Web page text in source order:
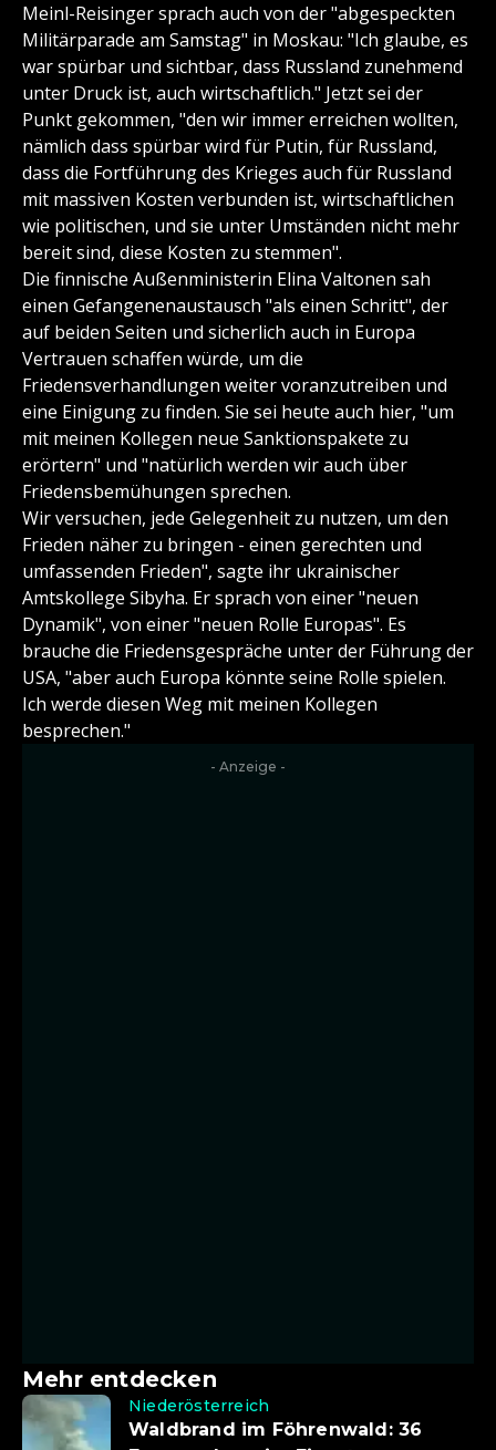
Meinl-Reisinger sprach auch von der "abgespeckten
Militärparade am Samstag" in Moskau: "Ich glaube, es
war spürbar und sichtbar, dass Russland zunehmend
unter Druck ist, auch wirtschaftlich." Jetzt sei der
Punkt gekommen, "den wir immer erreichen wollten,
nämlich dass spürbar wird für Putin, für Russland,
dass die Fortführung des Krieges auch für Russland
mit massiven Kosten verbunden ist, wirtschaftlichen
wie politischen, und sie unter Umständen nicht mehr
bereit sind, diese Kosten zu stemmen".
Die finnische Außenministerin Elina Valtonen sah
einen Gefangenenaustausch "als einen Schritt", der
auf beiden Seiten und sicherlich auch in Europa
Vertrauen schaffen würde, um die
Friedensverhandlungen weiter voranzutreiben und
eine Einigung zu finden. Sie sei heute auch hier, "um
mit meinen Kollegen neue Sanktionspakete zu
erörtern" und "natürlich werden wir auch über
Friedensbemühungen sprechen.
Wir versuchen, jede Gelegenheit zu nutzen, um den
Frieden näher zu bringen - einen gerechten und
umfassenden Frieden", sagte ihr ukrainischer
Amtskollege Sibyha. Er sprach von einer "neuen
Dynamik", von einer "neuen Rolle Europas". Es
brauche die Friedensgespräche unter der Führung der
USA, "aber auch Europa könnte seine Rolle spielen.
Ich werde diesen Weg mit meinen Kollegen
besprechen."
- Anzeige -
Mehr entdecken
Niederösterreich
Waldbrand im Föhrenwald: 36